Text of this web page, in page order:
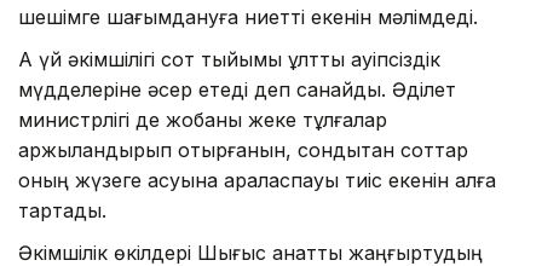
шешімге шағымдануға ниетті екенін мәлімдеді.
Ақ үй әкімшілігі сот тыйымы ұлттық қауіпсіздік
мүдделеріне әсер етеді деп санайды. Әділет
министрлігі де жобаны жеке тұлғалар
қаржыландырып отырғанын, сондықтан соттар
оның жүзеге асуына араласпауы тиіс екенін алға
тартады.
Әкімшілік өкілдері Шығыс қанатты жаңғыртудың